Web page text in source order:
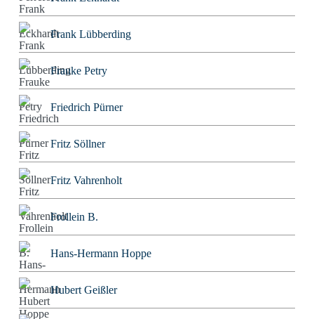
Frank Lübberding
Frauke Petry
Friedrich Pürner
Fritz Söllner
Fritz Vahrenholt
Frollein B.
Hans-Hermann Hoppe
Hubert Geißler